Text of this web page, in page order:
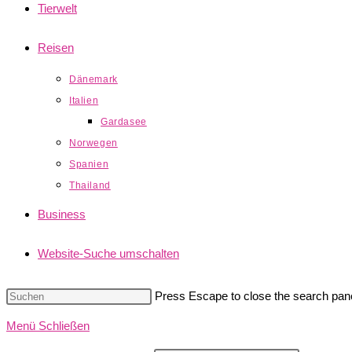
Tierwelt
Reisen
Dänemark
Italien
Gardasee
Norwegen
Spanien
Thailand
Business
Website-Suche umschalten
Press Escape to close the search
Menü Schließen